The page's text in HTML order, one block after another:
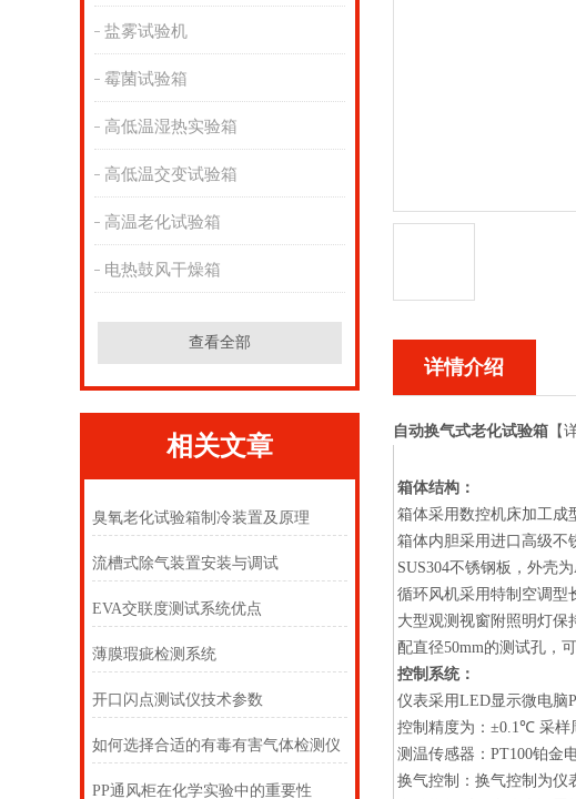
盐雾试验机
霉菌试验箱
高低温湿热实验箱
高低温交变试验箱
高温老化试验箱
电热鼓风干燥箱
查看全部
相关文章
臭氧老化试验箱制冷装置及原理
流槽式除气装置安装与调试
EVA交联度测试系统优点
薄膜瑕疵检测系统
开口闪点测试仪技术参数
如何选择合适的有毒有害气体检测仪
PP通风柜在化学实验中的重要性
详情介绍
自动换气式老化试验箱 【
箱体结构：
箱体采用数控机床加工成
箱体内胆采用进口高级不
SUS304不锈钢板，外壳为
循环风机采用特制空调型
大型观测视窗附照明灯保
配直径50mm的测试孔，
控制系统：
仪表采用LED显示微电脑
控制精度为： ±0.1℃ 采样
测温传感器： PT100铂金
换气控制：换气控制为仪